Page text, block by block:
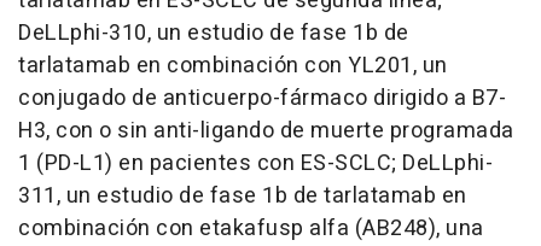
DeLLphi-310, un estudio de fase 1b de
tarlatamab en combinación con YL201, un
conjugado de anticuerpo-fármaco dirigido a B7-
H3, con o sin anti-ligando de muerte programada
1 (PD-L1) en pacientes con ES-SCLC; DeLLphi-
311, un estudio de fase 1b de tarlatamab en
combinación con etakafusp alfa (AB248), una